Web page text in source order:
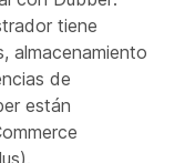
tiene
almacenamiento
de
están